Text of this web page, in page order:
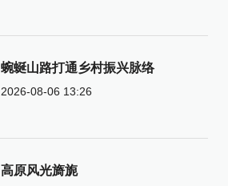
蜿蜒山路打通乡村振兴脉络
2026-08-06 13:26
高原风光旖旎